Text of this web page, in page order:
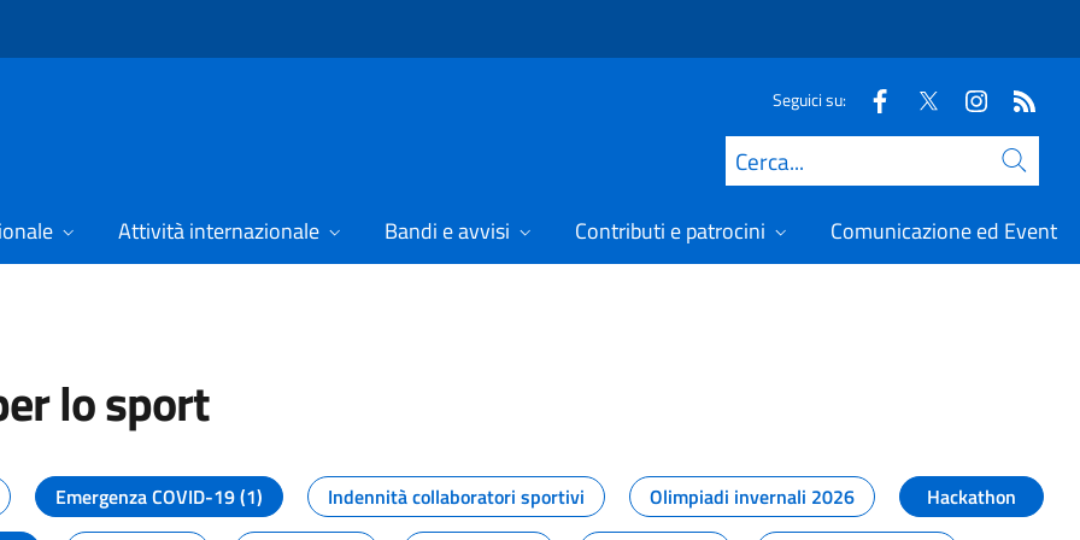
Seguici su:
Cerca
Attività internazionale Bandi e avvisi Contributi e patrocini Comunicazione ed Eventi
lo sport
dal Dipartimento per lo sport
Emergenza COVID-19 (1) Indennità collaboratori sportivi Olimpiadi invernali 2026
Hackathon